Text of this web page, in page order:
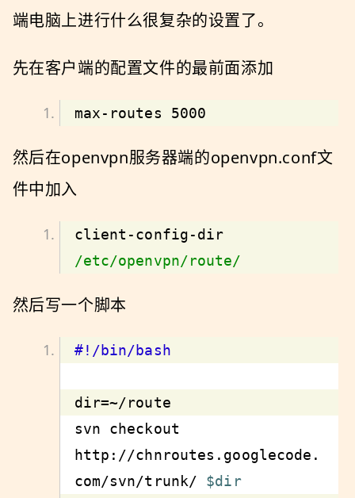
端电脑上进行什么很复杂的设置了。
先在客户端的配置文件的最前面添加
max-routes 5000
然后在openvpn服务器端的openvpn.conf文
件中加入
/etc/openvpn/route/
然后写一个脚本
svn checkout
http://chnroutes.googlecode.
com/svn/trunk/ $dir